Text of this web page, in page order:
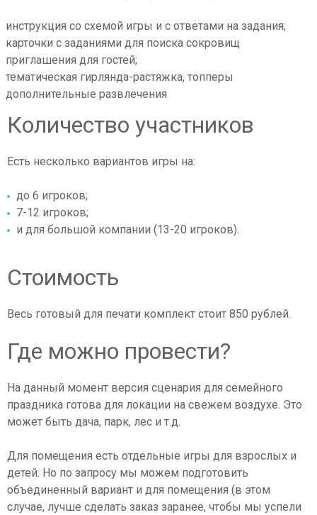
инструкция со схемой игры и с ответами на задания;
карточки с заданиями для поиска сокровищ
приглашения для гостей;
тематическая гирлянда-растяжка, топперы
дополнительные развлечения
Количество участников
Есть несколько вариантов игры на:
до 6 игроков;
7-12 игроков;
и для большой компании (13-20 игроков).
Стоимость
Весь готовый для печати комплект стоит 850 рублей.
Где можно провести?
На данный момент версия сценария для семейного
праздника готова для локации на свежем воздухе. Это
может быть дача, парк, лес и т.д.
Для помещения есть отдельные игры для взрослых и
детей. Но по запросу мы можем подготовить
объединенный вариант и для помещения (в этом
случае, лучше сделать заказ заранее, чтобы мы успели